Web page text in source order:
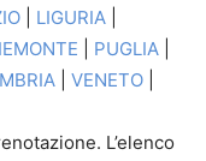
LIGURIA
PUGLIA
VENETO
L’elenco